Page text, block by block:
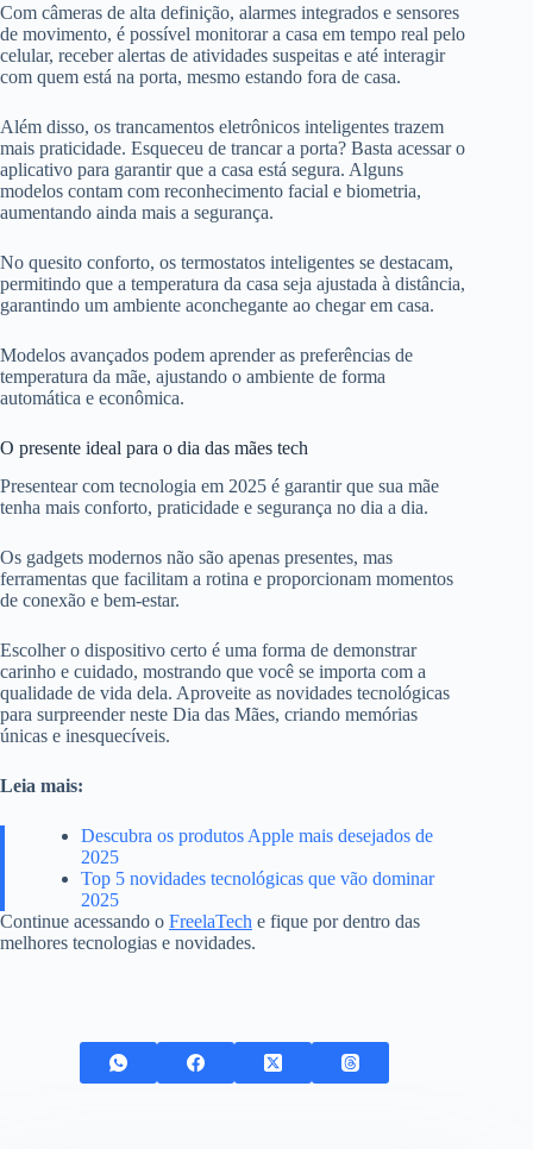
Com câmeras de alta definição, alarmes integrados e sensores
de movimento, é possível monitorar a casa em tempo real pelo
celular, receber alertas de atividades suspeitas e até interagir
com quem está na porta, mesmo estando fora de casa.
Além disso, os trancamentos eletrônicos inteligentes trazem
mais praticidade. Esqueceu de trancar a porta? Basta acessar o
aplicativo para garantir que a casa está segura. Alguns
modelos contam com reconhecimento facial e biometria,
aumentando ainda mais a segurança.
No quesito conforto, os termostatos inteligentes se destacam,
permitindo que a temperatura da casa seja ajustada à distância,
garantindo um ambiente aconchegante ao chegar em casa.
Modelos avançados podem aprender as preferências de
temperatura da mãe, ajustando o ambiente de forma
automática e econômica.
O presente ideal para o dia das mães tech
Presentear com tecnologia em 2025 é garantir que sua mãe
tenha mais conforto, praticidade e segurança no dia a dia.
Os gadgets modernos não são apenas presentes, mas
ferramentas que facilitam a rotina e proporcionam momentos
de conexão e bem-estar.
Escolher o dispositivo certo é uma forma de demonstrar
carinho e cuidado, mostrando que você se importa com a
qualidade de vida dela. Aproveite as novidades tecnológicas
para surpreender neste Dia das Mães, criando memórias
únicas e inesquecíveis.
Leia mais:
Descubra os produtos Apple mais desejados de
2025
Top 5 novidades tecnológicas que vão dominar
2025
Continue acessando o FreelaTech e fique por dentro das
melhores tecnologias e novidades.